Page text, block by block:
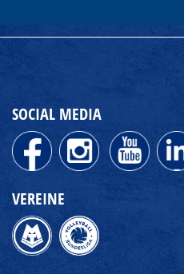
SOCIAL MEDIA
VEREINE